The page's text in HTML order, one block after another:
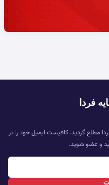
فردا
مطلع گردید. کافیست ایمیل خود را در
و عضو شوید.